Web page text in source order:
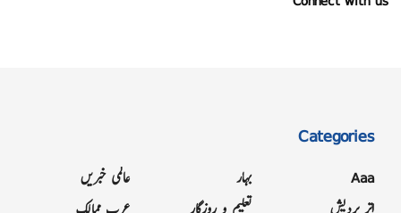
Categories
Aaa
بہار
عالمی خبریں